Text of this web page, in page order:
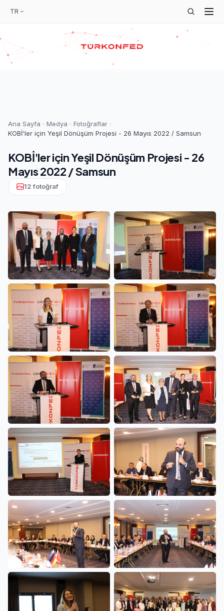
TR
Ana Sayfa Medya
Fotoğraflar
KOBİ'ler için Yeşil Dönüşüm Projesi - 26 Mayıs 2022 / Samsun
KOBİ'ler için Yeşil Dönüşüm Projesi - 26
Mayıs 2022 / Samsun
12 fotoğraf